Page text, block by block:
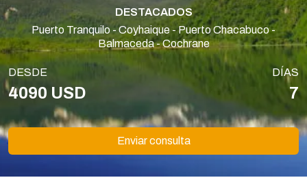
DESTACADOS
Puerto Tranquilo - Coyhaique - Puerto Chacabuco -
Balmaceda - Cochrane
DESDE
4090 USD
DÍAS
7
Enviar consulta